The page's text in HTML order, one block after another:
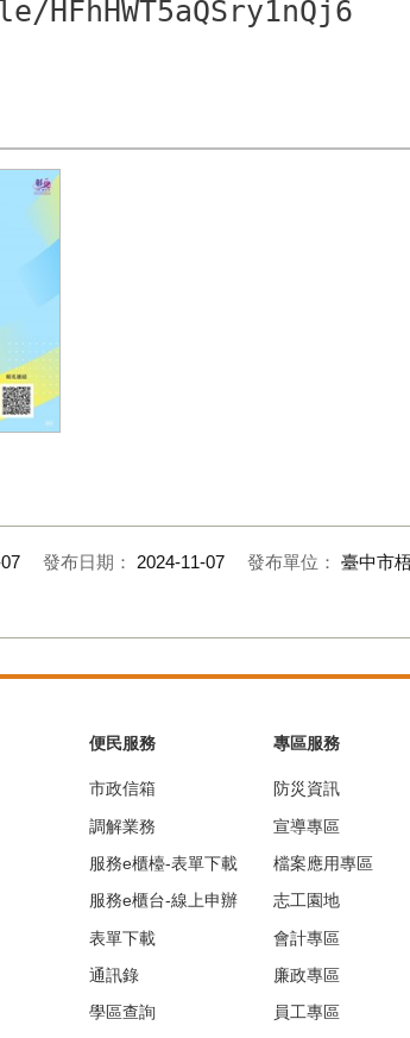
發布日期： 2024-11-07 發布單位： 臺中市
便民服務
市政信箱
調解業務
服務e櫃檯-表單下載
服務e櫃台-線上申辦
表單下載
通訊錄
學區查詢
專區服務
防災資訊
宣導專區
檔案應用專區
志工園地
會計專區
廉政專區
員工專區